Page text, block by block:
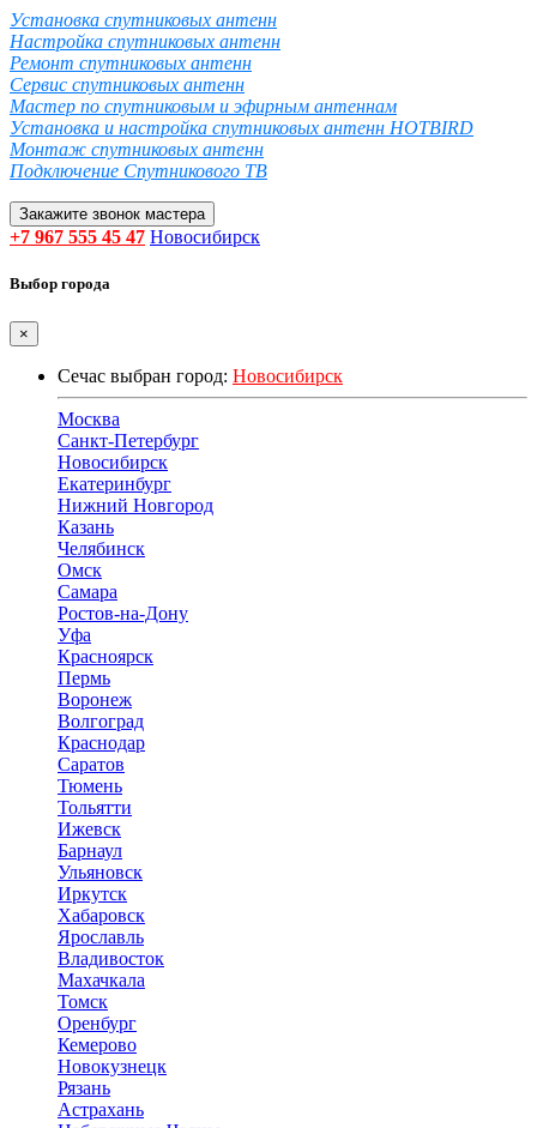
Установка спутниковых антенн
Настройка спутниковых антенн
Ремонт спутниковых антенн
Сервис спутниковых антенн
Мастер по спутниковым и эфирным антеннам
Установка и настройка спутниковых антенн HOTBIRD
Монтаж спутниковых антенн
Подключение Спутникового ТВ
Закажите звонок мастера
+7 967 555 45 47 Новосибирск
Выбор города
×
Сечас выбран город: Новосибирск
Москва
Санкт-Петербург
Новосибирск
Екатеринбург
Нижний Новгород
Казань
Челябинск
Омск
Самара
Ростов-на-Дону
Уфа
Красноярск
Пермь
Воронеж
Волгоград
Краснодар
Саратов
Тюмень
Тольятти
Ижевск
Барнаул
Ульяновск
Иркутск
Хабаровск
Ярославль
Владивосток
Махачкала
Томск
Оренбург
Кемерово
Новокузнецк
Рязань
Астрахань